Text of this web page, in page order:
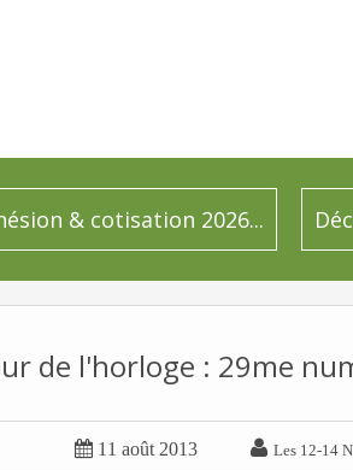
& cotisation 2026...
de l'horloge : 29me
 11 août 2013  Les 12-14